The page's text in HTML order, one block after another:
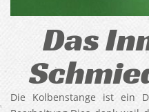
Das
Die Kolbenstange ist ein